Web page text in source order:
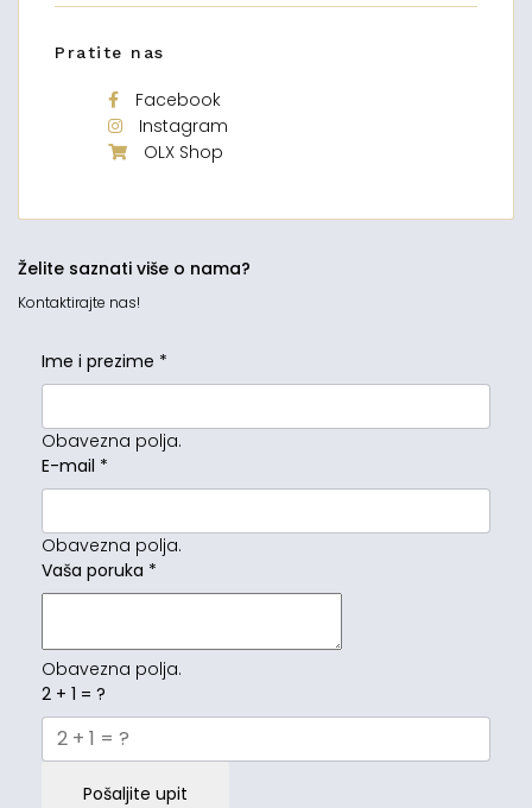
Pratite nas
Facebook
Instagram
OLX Shop
Želite saznati više o nama?
Kontaktirajte nas!
Ime i prezime *
Obavezna polja.
E-mail *
Obavezna polja.
Vaša poruka *
Obavezna polja.
2 + 1 = ?
Pošaljite upit